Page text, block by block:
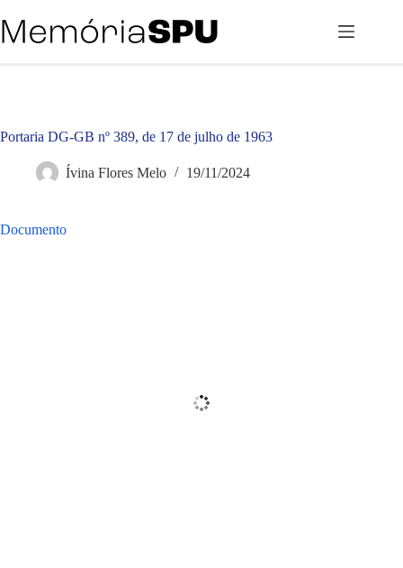
para
o
Portaria DG-GB nº 389, de 17 de julho de 1963
Ívina Flores Melo 19/11/2024
Documento